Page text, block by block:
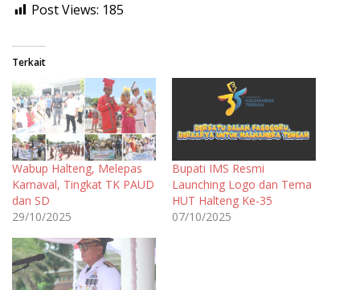
Post Views: 185
Terkait
Wabup Halteng, Melepas
Karnaval, Tingkat TK PAUD
dan SD
29/10/2025
Bupati IMS Resmi
Launching Logo dan Tema
HUT Halteng Ke-35
07/10/2025